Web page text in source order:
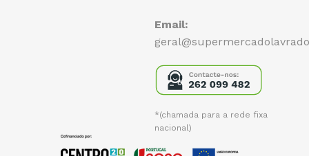
Email:
*(chamada para a rede fixa
nacional)